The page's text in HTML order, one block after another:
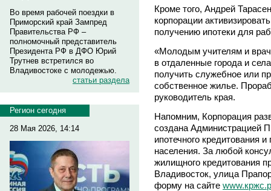
Во время рабочей поездки в
Приморский край Зампред
Правительства РФ –
полномочный представитель
Президента РФ в ДФО Юрий
Трутнев встретился во
Владивостоке с молодежью.
статьи раздела
Регион сегодня
28 Мая 2026, 14:14
Кроме того, Андрей
корпорации
получению ипотеки для
«Молодым учителям и
в отдаленные города и
получить служебное или
собственное жилье.
руководитель края.
Напомним, Корпорация
создана Администрацией
ипотечного кредитования
населения. За любой
жилищного кредитования
Владивосток, улица
форму на сайте